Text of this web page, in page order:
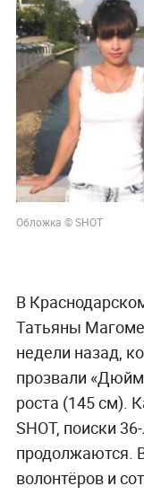
Обложка © SHOT
В
Татьяны
недели назад,
прозвали
роста (145 см).
SHOT, поиски
продолжаются.
волонтёров и